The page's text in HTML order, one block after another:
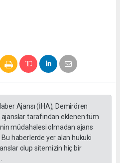
Ajansı (İHA), Demirören
ajanslar tarafından eklenen tüm
müdahalesi olmadan ajans
haberlerde yer alan hukuki
olup sitemizin hiç bir